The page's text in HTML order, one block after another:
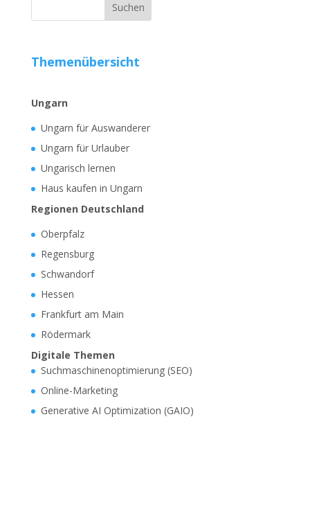
Themenübersicht
Ungarn
Ungarn für Auswanderer
Ungarn für Urlauber
Ungarisch lernen
Haus kaufen in Ungarn
Regionen Deutschland
Oberpfalz
Regensburg
Schwandorf
Hessen
Frankfurt am Main
Rödermark
Digitale Themen
Suchmaschinenoptimierung (SEO)
Online-Marketing
Generative AI Optimization (GAIO)